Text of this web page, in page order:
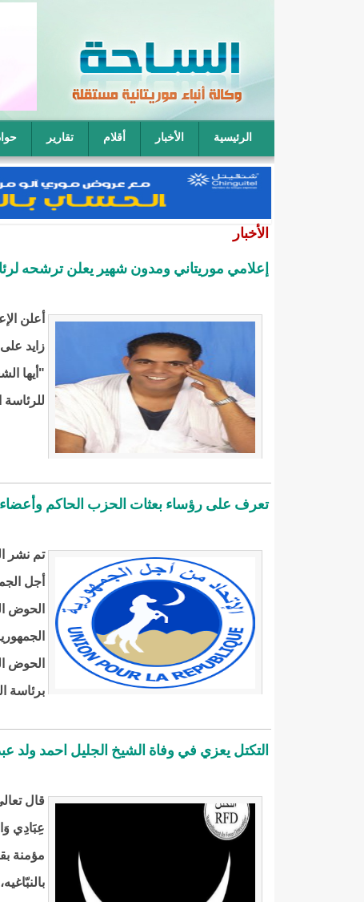
الرئيسية الأخبار أقلام تقارير
فقيه موريتاني: يمكن لأربعة رجال أن يتناوبوا على
الأخبار
إعلامي موريتاني ومدون شهير يعلن ترشحه
زايد
"أيها
تعرف على رؤساء بعثات الحزب الحاكم وأعضاء
تم نشر
أجل
الحوض
الحوض
برئاسة
التكتل يعزي في وفاة الشيخ الجليل احمد ولد عبد
قال
عِبَادِي
مؤمنة